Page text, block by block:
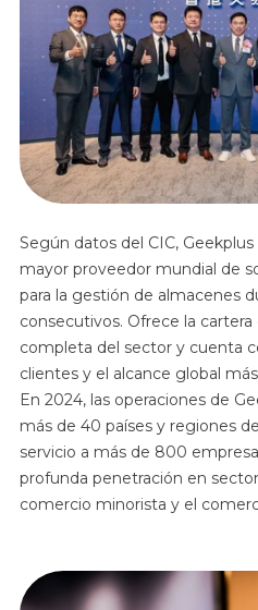
Según datos del CIC,
mayor proveedor mundial de
para la gestión de almacenes
consecutivos. Ofrece la
completa del sector y cuenta
clientes y el alcance global
En 2024, las operaciones de
más de 40 países y regiones
servicio a más de 800
profunda penetración en
comercio minorista y el